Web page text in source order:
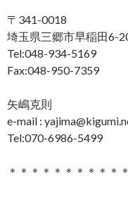
〒341-0018
埼玉県三郷市早稲田6-
Tel:048-934-5169
Fax:048-950-7359
矢嶋克則
e-mail :
Tel:070-6986-5499
＊＊＊＊＊＊＊＊＊＊